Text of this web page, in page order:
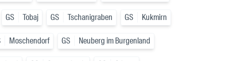
GS Tobaj GS Tschanigraben GS Kukmirn
Moschendorf GS Neuberg im Burgenland